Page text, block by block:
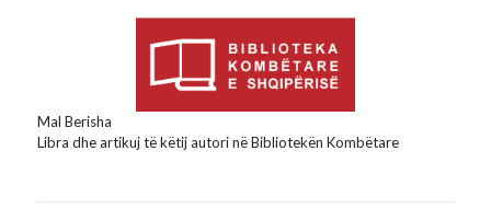
Mal Berisha
Libra dhe artikuj të këtij autori në Bibliotekën Kombëtare